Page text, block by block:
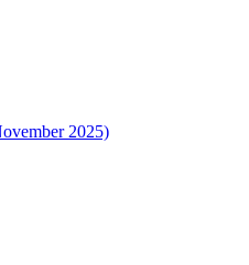
2025)